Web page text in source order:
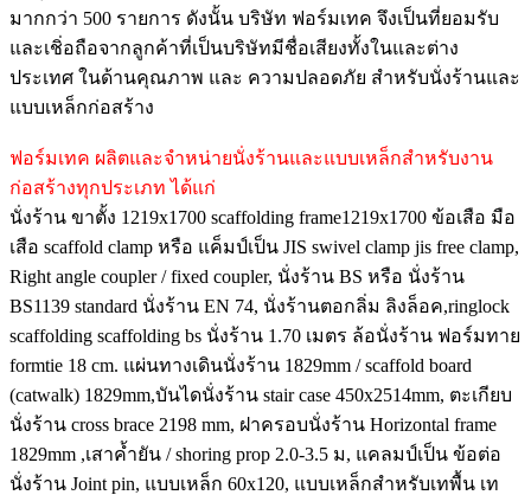
มากกว่า 500 รายการ ดังนั้น บริษัท ฟอร์มเทค จึงเป็นที่ยอมรับ
และเชิ่อถือจากลูกค้าที่เป็นบริษัทมีชื่อเสียงทั้งในและต่าง
ประเทศ ในด้านคุณภาพ และ ความปลอดภัย สำหรับนั่งร้านและ
แบบเหล็กก่อสร้าง
ฟอร์มเทค ผลิตและจำหน่ายนั่งร้านและแบบเหล็กสำหรับงาน
ก่อสร้างทุกประเภท ได้แก่
นั่งร้าน ขาตั้ง 1219x1700 scaffolding frame1219x1700 ข้อเสือ มือ
เสือ scaffold clamp หรือ แค็มป์เป็น JIS swivel clamp jis free clamp,
Right angle coupler / fixed coupler, นั่งร้าน BS หรือ นั่งร้าน
BS1139 standard นั่งร้าน EN 74, นั่งร้านตอกลิ่ม ลิงล็อค,ringlock
scaffolding scaffolding bs นั่งร้าน 1.70 เมตร ล้อนั่งร้าน ฟอร์มทาย
formtie 18 cm. แผ่นทางเดินนั่งร้าน 1829mm / scaffold board
(catwalk) 1829mm,บันไดนั่งร้าน stair case 450x2514mm, ตะเกียบ
นั่งร้าน cross brace 2198 mm, ฝาครอบนั่งร้าน Horizontal frame
1829mm ,เสาค้ำยัน / shoring prop 2.0-3.5 ม, แคลมป์เป็น ข้อต่อ
นั่งร้าน Joint pin, แบบเหล็ก 60x120, แบบเหล็กสำหรับเทพื้น เท